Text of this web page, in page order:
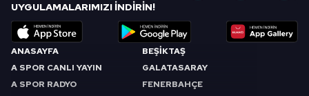
ANASAYFA
A SPOR CANLI YAYIN
A SPOR RADYO
BEŞİKTAŞ
GALATASARAY
FENERBAHÇE
UYGULAMALARIMIZI İNDİRİN!